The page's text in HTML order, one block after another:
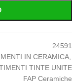
24591
IN CERAMICA
TINTE UNITE
FAP Ceramiche